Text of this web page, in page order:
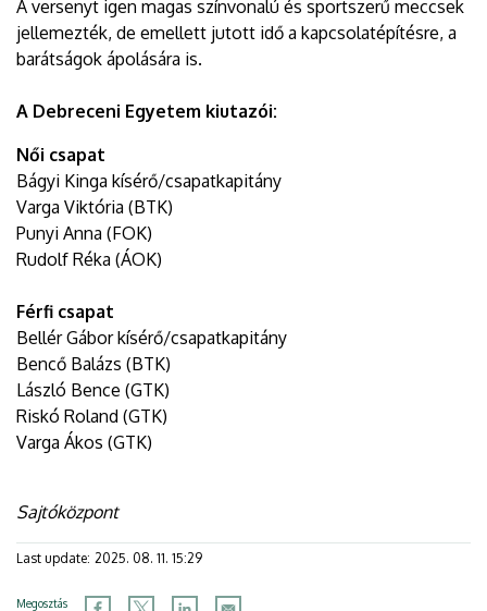
A versenyt igen magas színvonalú és sportszerű meccsek
jellemezték, de emellett jutott idő a kapcsolatépítésre, a
barátságok ápolására is.
A Debreceni Egyetem kiutazói:
Női csapat
Bágyi Kinga kísérő/csapatkapitány
Varga Viktória (BTK)
Punyi Anna (FOK)
Rudolf Réka (ÁOK)
Férfi csapat
Bellér Gábor kísérő/csapatkapitány
Bencő Balázs (BTK)
László Bence (GTK)
Riskó Roland (GTK)
Varga Ákos (GTK)
Sajtóközpont
Last update: 2025. 08. 11. 15:29
Megosztás